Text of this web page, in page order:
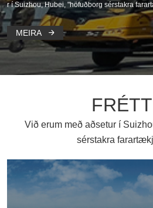
r í Suizhou, Hubei, "höfuðborg sérstakra
smarkaðinn og sameinar auðlindir leiðandi
ramleiðenda.
MEIRA 
Við erum með aðsetur í
sérstakra